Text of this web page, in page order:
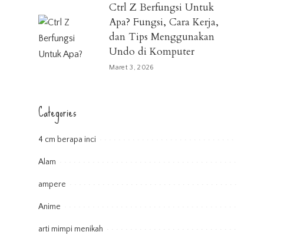
Ctrl Z Berfungsi Untuk
Apa? Fungsi, Cara Kerja,
dan Tips Menggunakan
Undo di Komputer
Maret 3, 2026
Categories
4 cm berapa inci
Alam
ampere
Anime
arti mimpi menikah